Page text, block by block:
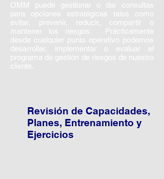
OMM puede gestionar o dar consultas
para opciones estratégicas tales como
evitar, prevenir, reducir, compartir o
mantener los riesgos. Prácticamente
desde cualquier punto operativo podemos
desarrollar, implementar o evaluar el
programa de gestión de riesgos de nuestro
cliente.
Revisión de Capacidades,
Planes, Entrenamiento y
Ejercicios